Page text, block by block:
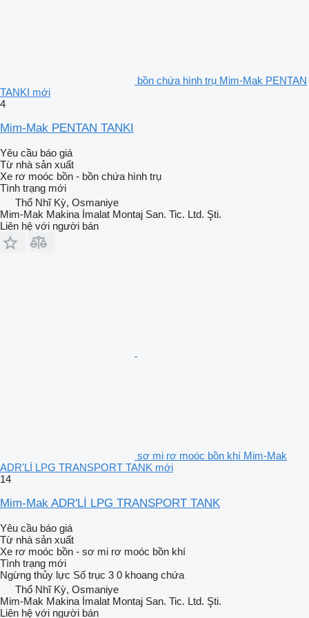
bồn chứa hình trụ Mim-Mak PENTAN
TANKI mới
4
Mim-Mak PENTAN TANKI
Yêu cầu báo giá
Từ nhà sản xuất
Xe rơ moóc bồn - bồn chứa hình trụ
Tình trạng mới
Thổ Nhĩ Kỳ, Osmaniye
Mim-Mak Makina İmalat Montaj San. Tic. Ltd. Şti.
Liên hệ với người bán
sơ mi rơ moóc bồn khí Mim-Mak
ADR'Lİ LPG TRANSPORT TANK mới
14
Mim-Mak ADR'Lİ LPG TRANSPORT TANK
Yêu cầu báo giá
Từ nhà sản xuất
Xe rơ moóc bồn - sơ mi rơ moóc bồn khí
Tình trạng mới
Ngừng thủy lực Số trục 3 0 khoang chứa
Thổ Nhĩ Kỳ, Osmaniye
Mim-Mak Makina İmalat Montaj San. Tic. Ltd. Şti.
Liên hệ với người bán